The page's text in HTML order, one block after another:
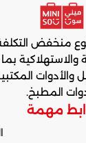
منخفض
والاستهلاكية
المطبخ.
مهمة